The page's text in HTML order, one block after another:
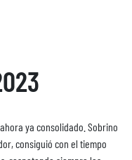
ya consolidado. Sobrino
consiguió con el tiempo